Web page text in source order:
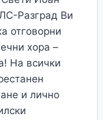
Разград Ви
отговорни
хора –
На всички
и лично